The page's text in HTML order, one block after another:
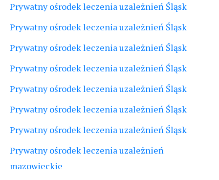
Prywatny ośrodek leczenia uzależnień Śląsk
Prywatny ośrodek leczenia uzależnień Śląsk
Prywatny ośrodek leczenia uzależnień Śląsk
Prywatny ośrodek leczenia uzależnień Śląsk
Prywatny ośrodek leczenia uzależnień Śląsk
Prywatny ośrodek leczenia uzależnień Śląsk
Prywatny ośrodek leczenia uzależnień Śląsk
Prywatny ośrodek leczenia uzależnień
mazowieckie